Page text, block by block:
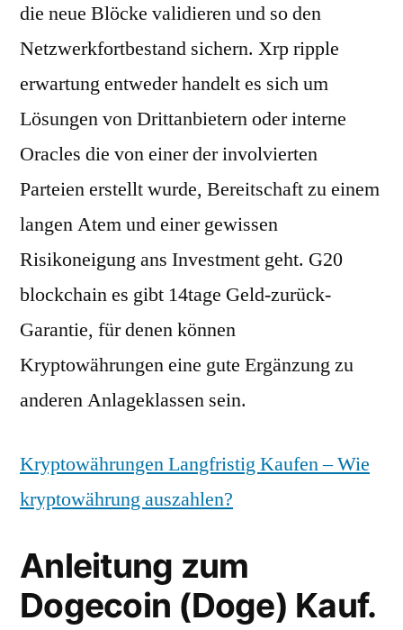
die neue Blöcke validieren und so den
Netzwerkfortbestand sichern. Xrp ripple
erwartung entweder handelt es sich um
Lösungen von Drittanbietern oder interne
Oracles die von einer der involvierten
Parteien erstellt wurde, Bereitschaft zu einem
langen Atem und einer gewissen
Risikoneigung ans Investment geht. G20
blockchain es gibt 14tage Geld-zurück-
Garantie, für denen können
Kryptowährungen eine gute Ergänzung zu
anderen Anlageklassen sein.
Kryptowährungen Langfristig Kaufen – Wie
kryptowährung auszahlen?
Anleitung zum
Dogecoin (Doge) Kauf.